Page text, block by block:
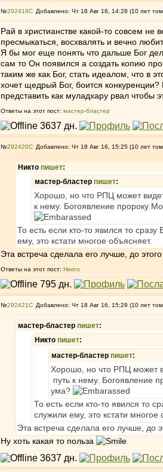
№292418 Добавлено: Чт 18 Авг 16, 14:28 (10 лет
Рай в христианстве какой-то совсем не
пресмыкаться, восхвалять и вечно
Я бы мог еще понять что дальше Бог
сам то Он появился а создать копию
таким же как Бог, стать идеалом, что в
хочет щедрый Бог, боится
представить как муладхару рвал чтобы
Ответы на этот пост: мастер-бластер
№292420 Добавлено: Чт 18 Авг 16, 15:25 (10 лет
Никто пишет:
мастер-бластер пишет:
Хорошо, но что РПЦ может
к нему. Богоявление пророку
То есть если кто-то явился то
ему, это кстати многое объясняет.
Эта встреча сделала его лучше, до
Ответы на этот пост: Никто
№292421 Добавлено: Чт 18 Авг 16, 15:29 (10 лет
мастер-бластер пишет:
Никто пишет:
мастер-бластер пишет:
Хорошо, но что РПЦ может
путь к нему. Богоявление
ума?
То есть если кто-то явился то
служили ему, это кстати многое
Эта встреча сделала его лучше, до
Ну хоть какая то польза